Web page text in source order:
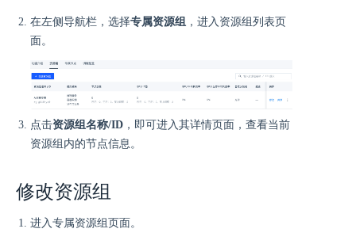
在左侧导航栏，选择专属资源组 ，进入资源组列表页
面。
点击资源组名称/ID ，即可进入其详情页面，查看当前
资源组内的节点信息。
修改资源组
进入专属资源组页面。